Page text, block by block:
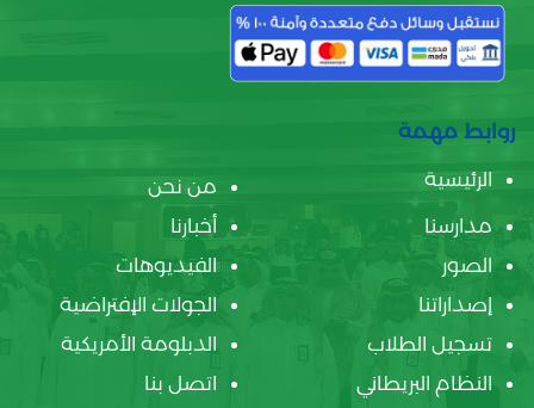
روابط مهمة
الرئيسية
من نحن
مدارسنا
أخبارنا
الصور
الفيديوهات
إصداراتنا
الجولات الإفتراضية
تسجيل الطلاب
الدبلومة الأمريكية
النظام البريطاني
اتصل بنا